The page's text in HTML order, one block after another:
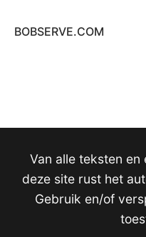
BOBSERVE.COM
Van alle teksten en
deze site rust het
Gebruik en/of